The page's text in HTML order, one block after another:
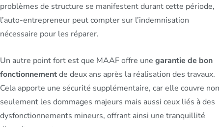
problèmes de structure se manifestent durant cette période,
l’auto-entrepreneur peut compter sur l’indemnisation
nécessaire pour les réparer.
Un autre point fort est que MAAF offre une garantie de bon
fonctionnementde deux ans après la réalisation des travaux.
Cela apporte une sécurité supplémentaire, car elle couvre non
seulement les dommages majeurs mais aussi ceux liés à des
dysfonctionnements mineurs, offrant ainsi une tranquillité